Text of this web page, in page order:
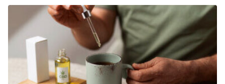
Loss and the Suggested Mechanisms. Current
Pharmaceutical Design.
https://doi.org/10.2174/1381612824666180911114810
Lourith, N., & Kanlayavattanakul, M. (2013). Hair loss and
herbs for treatment. Journal of Cosmetic Dermatology.
https://doi.org/10.1111/jocd.12051